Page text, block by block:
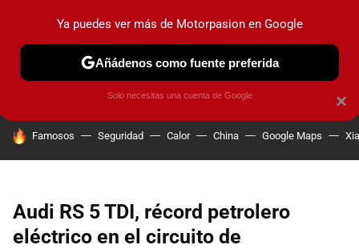
PRUEBAS COCHES ELÉCTRICOS OBSERVATORIO
HOY SE HABLA DE
Famosos Seguridad Calor China Google Maps
Audi RS 5 TDI, récord petrolero
eléctrico en el circuito de
×
Ya puedes ver más de Motorpasion en Google
Añádenos como fuente preferida
Solo necesitas una cuenta de Google